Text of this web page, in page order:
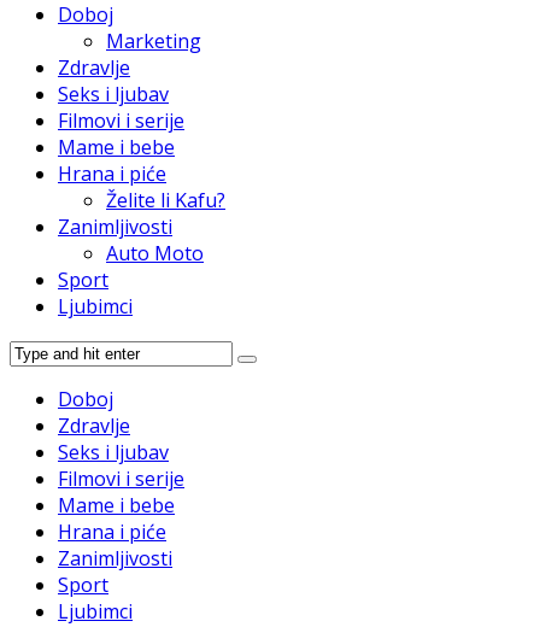
Doboj
Marketing
Zdravlje
Seks i ljubav
Filmovi i serije
Mame i bebe
Hrana i piće
Želite li Kafu?
Zanimljivosti
Auto Moto
Sport
Ljubimci
Doboj
Zdravlje
Seks i ljubav
Filmovi i serije
Mame i bebe
Hrana i piće
Zanimljivosti
Sport
Ljubimci